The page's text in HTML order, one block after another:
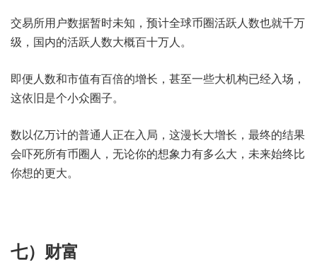
交易所用户数据暂时未知，预计全球币圈活跃人数也就千万
级，国内的活跃人数大概百十万人。
即便人数和市值有百倍的增长，甚至一些大机构已经入场，
这依旧是个小众圈子。
数以亿万计的普通人正在入局，这漫长大增长，最终的结果
会吓死所有币圈人，无论你的想象力有多么大，未来始终比
你想的更大。
七）财富